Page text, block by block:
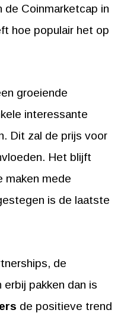
Coinmarketcap in
hoe populair het op
groeiende
interessante
Dit zal de prijs voor
Het blijft
maken mede
is de laatste
de
erbij pakken dan is
de positieve trend